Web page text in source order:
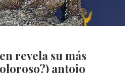
revela su más
antojo